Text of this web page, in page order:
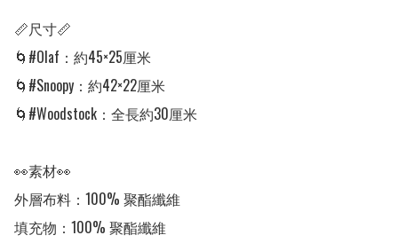
📏尺寸📏
🌀#Olaf：約45×25厘米
🌀#Snoopy：約42×22厘米
🌀#Woodstock：全長約30厘米
👀素材👀
外層布料：100% 聚酯纖維
填充物：100% 聚酯纖維